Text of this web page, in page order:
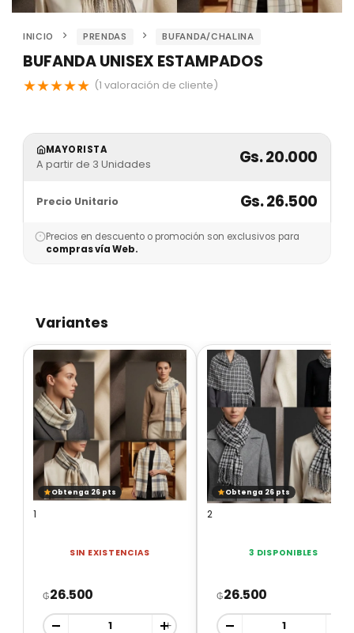
INICIO PRENDAS BUFANDA/CHALINA
BUFANDA UNISEX ESTAMPADOS
★★★★★ (1 valoración de cliente)
MAYORISTA
A partir de 3 Unidades Gs. 20.000
Precio Unitario Gs. 26.500
Precios en descuento o promoción son exclusivos para
compras vía Web.
Variantes
Obtenga 26 pts
1
SIN EXISTENCIAS
₲26.500
- +
Obtenga 26 pts
2
3 DISPONIBLES
₲26.500
-